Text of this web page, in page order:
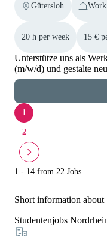
Gütersloh
20 h per week 15 €
Unterstütze uns als
(m/w/d) und gestalte
1
2
1 - 14 from 22 Jobs.
Short information about
Studentenjobs